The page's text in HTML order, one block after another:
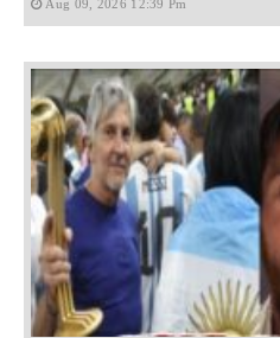
Aug 09, 2026 12:39 Pm